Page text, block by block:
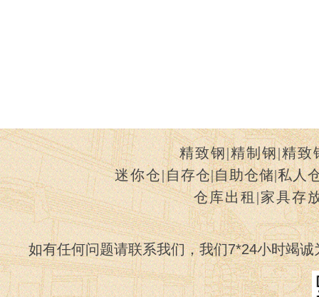
精致钢|精制钢|精致
迷你仓|自存仓|自助仓储|私人
仓库出租|家具存
如有任何问题请联系我们，我们7*24小时竭诚